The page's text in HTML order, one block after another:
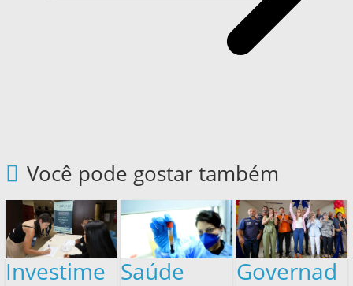
Você pode gostar também
Investime Saúde
Governad